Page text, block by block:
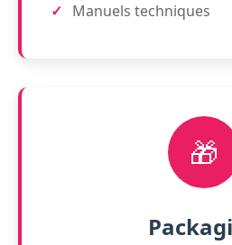
Manuels techniques
🎁